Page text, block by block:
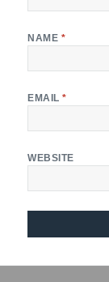
NAME *
EMAIL*
WEBSITE